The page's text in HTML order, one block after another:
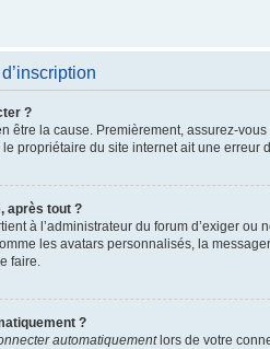
?
être la cause. Premièrement, assurez-
propriétaire du site internet ait une erreur
après tout ?
à l’administrateur du forum d’exiger
les avatars personnalisés, la
faire.
?
automatiquementlors de votre